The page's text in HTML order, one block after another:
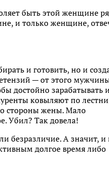
быть этой женщине
и только женщине,
и готовить, но и
— от этого
достойно зарабатывать и
ковыляют по
стороны жены. Мало
Убил? Так довела!
безразличие. А значит, и
долгое время либо